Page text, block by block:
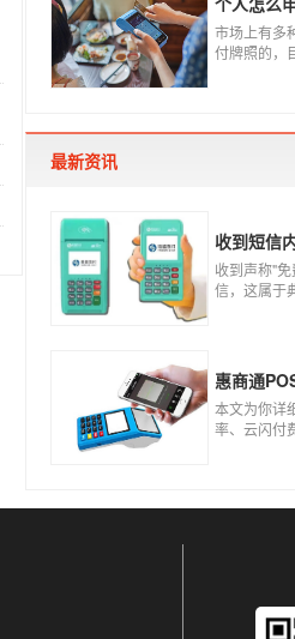
市场上有多
付牌照的，
最新资讯
收到声称"
信，这属于
本文为你详
率、云闪付